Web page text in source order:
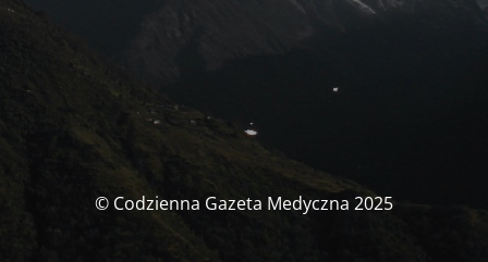
© Codzienna Gazeta Medyczna 2025